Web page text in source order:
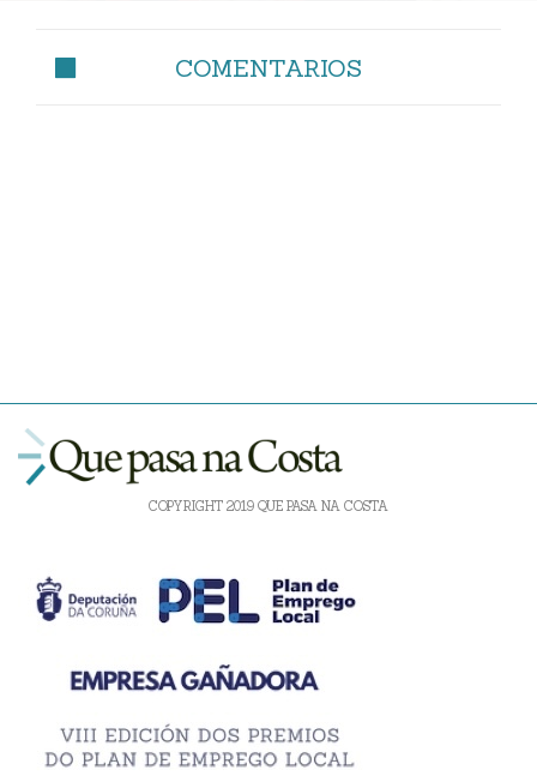
COMENTARIOS
COPYRIGHT 2019 QUE PASA NA COSTA